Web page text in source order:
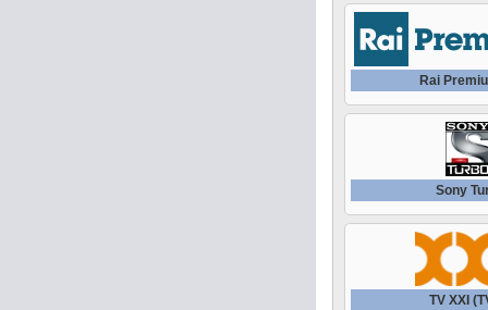
Rai
Sony
TV XXI